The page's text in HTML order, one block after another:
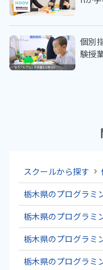
個別
験授
スクールから探す
栃木県のプログラミ
栃木県のプログラミ
栃木県のプログラミ
栃木県のプログラミ